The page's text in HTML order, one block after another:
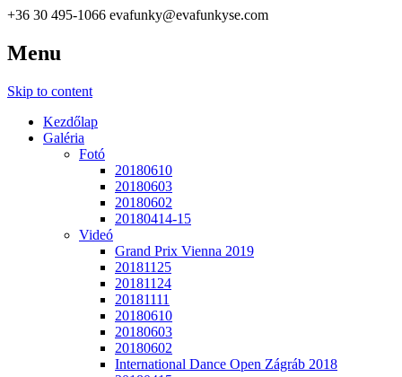
+36 30 495-1066 evafunky@evafunkyse.com
Táncversenye
Ritmuscsapatok Országos Táncversenye és a Hip-Hop Unite
Menu
Skip to content
Kezdőlap
Galéria
Fotó
20180610
20180603
20180602
20180414-15
Videó
Grand Prix Vienna 2019
20181125
20181124
20181111
20180610
20180603
20180602
International Dance Open Zágráb 2018